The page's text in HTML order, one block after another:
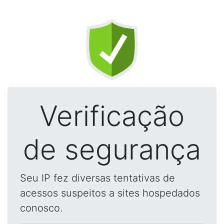
Verificação
de segurança
Seu IP fez diversas tentativas de
acessos suspeitos a sites hospedados
conosco.